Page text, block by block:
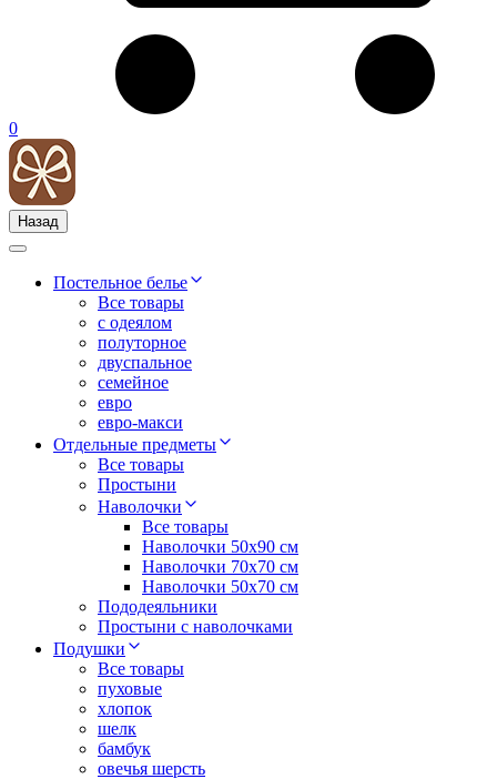
0
Назад
Постельное белье
Все товары
с одеялом
полуторное
двуспальное
семейное
евро
евро-макси
Отдельные предметы
Все товары
Простыни
Наволочки
Все товары
Наволочки 50x90 см
Наволочки 70x70 cм
Наволочки 50х70 см
Пододеяльники
Простыни с наволочками
Подушки
Все товары
пуховые
хлопок
шелк
бамбук
овечья шерсть